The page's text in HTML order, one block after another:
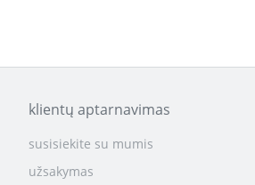
klientų aptarnavimas
susisiekite su mumis
užsakymas